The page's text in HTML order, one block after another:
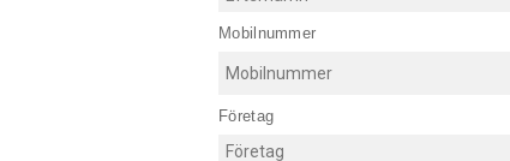
Mobilnummer
Företag